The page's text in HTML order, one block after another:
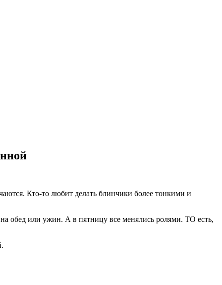
Кто-то любит делать блинчики более тонкими и
обед или ужин. А в пятницу все менялись ролями. ТО есть,